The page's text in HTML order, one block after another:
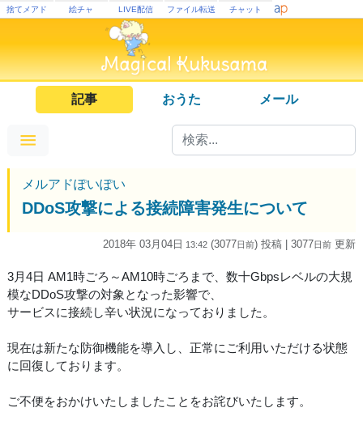
捨てメアド 絵チャ LIVE配信 ファイル転送 チャット
記事 おうた メール
メルアドぽいぽい
DDoS攻撃による接続障害発生について
2018年 03月04日 13:42 (3077日前) 投稿 | 3077日前 更新
3月4日 AM1時ごろ～AM10時ごろまで、数十Gbpsレベルの大規
模なDDoS攻撃の対象となった影響で、
サービスに接続し辛い状況になっておりました。
現在は新たな防御機能を導入し、正常にご利用いただける状態
に回復しております。
ご不便をおかけいたしましたことをお詫びいたします。